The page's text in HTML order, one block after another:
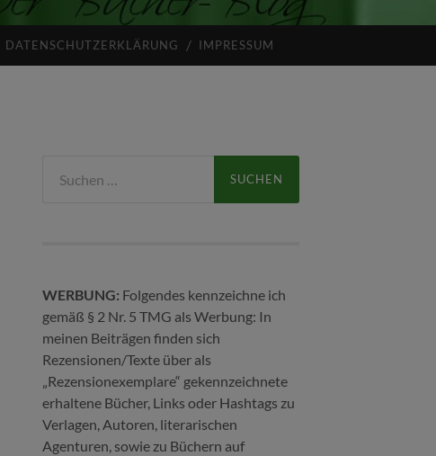
DATENSCHUTZERKLÄRUNG IMPRESSUM
nach:
WERBUNG: Folgendes kennzeichne ich
gemäß § 2 Nr. 5 TMG als Werbung: In
meinen Beiträgen finden sich
Rezensionen/Texte über als
„Rezensionexemplare“ gekennzeichnete
erhaltene Bücher, Links oder Hashtags zu
Verlagen, Autoren, literarischen
Agenturen, sowie zu Büchern auf